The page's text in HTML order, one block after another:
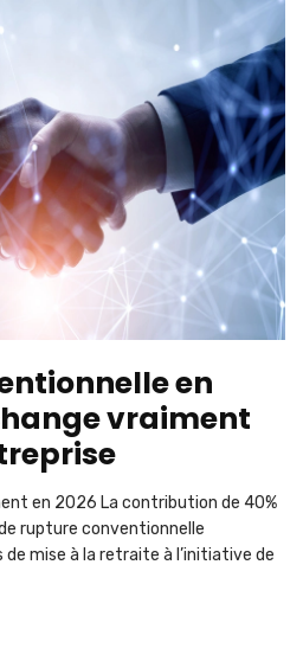
en
vraiment
en 2026 La contribution de 40%
rupture conventionnelle
mise à la retraite à l’initiative de